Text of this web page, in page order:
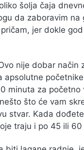
šolja čaja
da zaboravim
jer dokle
nije dobar način
minuta za
što će vam
stvar. Kada
traju i po 45 ili 60